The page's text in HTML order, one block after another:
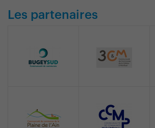
Les partenaires